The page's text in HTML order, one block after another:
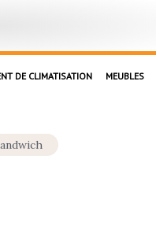
DE CLIMATISATION MEUBLES